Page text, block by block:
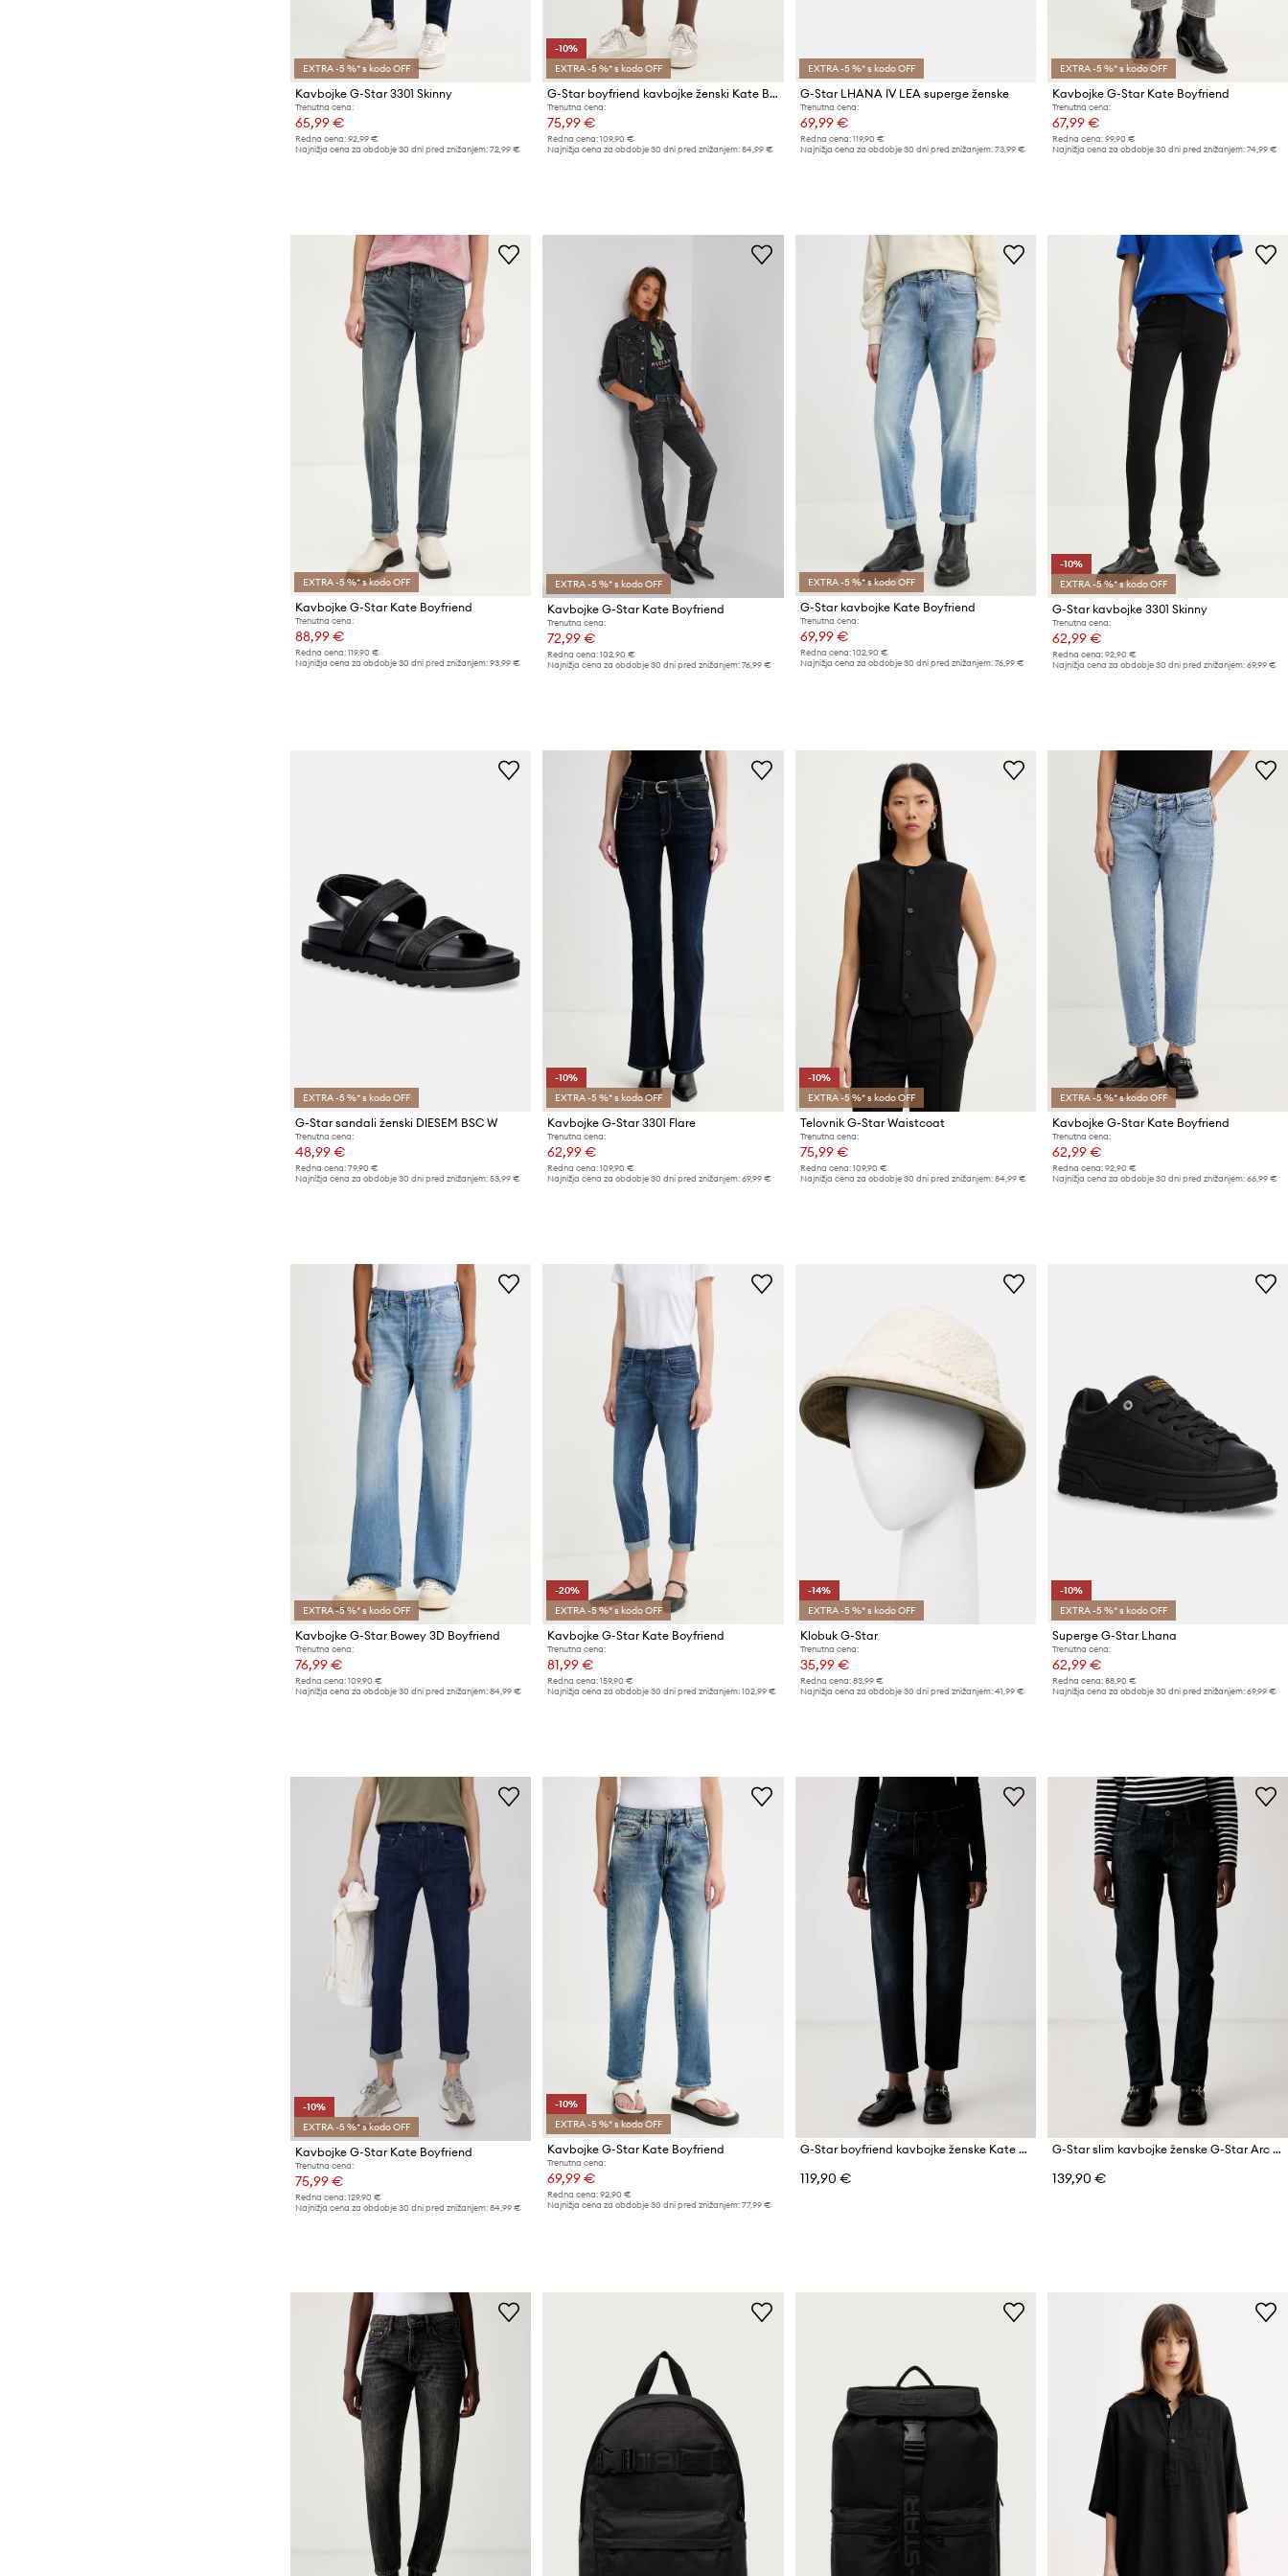
EXTRA -5 %* s kodo OFF
Kavbojke G-Star 3301 Skinny
Trenutna cena:
65,99 €
Redna cena: 92,99 €
Najnižja cena za obdobje 30 dni pred znižanjem: 72,99 €
-10%
EXTRA -5 %* s kodo OFF
G-Star boyfriend kavbojke ženski Kate Boyfriend
Trenutna cena:
75,99 €
Redna cena: 109,90 €
Najnižja cena za obdobje 30 dni pred znižanjem: 84,99 €
EXTRA -5 %* s kodo OFF
G-Star LHANA IV LEA superge ženske
Trenutna cena:
69,99 €
Redna cena: 119,90 €
Najnižja cena za obdobje 30 dni pred znižanjem: 73,99 €
EXTRA -5 %* s kodo OFF
Kavbojke G-Star Kate Boyfriend
Trenutna cena:
67,99 €
Redna cena: 99,90 €
Najnižja cena za obdobje 30 dni pred znižanjem: 74,99 €
EXTRA -5 %* s kodo OFF
Kavbojke G-Star Kate Boyfriend
Trenutna cena:
88,99 €
Redna cena: 119,90 €
Najnižja cena za obdobje 30 dni pred znižanjem: 93,99 €
EXTRA -5 %* s kodo OFF
Kavbojke G-Star Kate Boyfriend
Trenutna cena:
72,99 €
Redna cena: 102,90 €
Najnižja cena za obdobje 30 dni pred znižanjem: 76,99 €
EXTRA -5 %* s kodo OFF
G-Star kavbojke Kate Boyfriend
Trenutna cena:
69,99 €
Redna cena: 102,90 €
Najnižja cena za obdobje 30 dni pred znižanjem: 76,99 €
-10%
EXTRA -5 %* s kodo OFF
G-Star kavbojke 3301 Skinny
Trenutna cena:
62,99 €
Redna cena: 92,90 €
Najnižja cena za obdobje 30 dni pred znižanjem: 69,99 €
EXTRA -5 %* s kodo OFF
G-Star sandali ženski DIESEM BSC W
Trenutna cena:
48,99 €
Redna cena: 79,90 €
Najnižja cena za obdobje 30 dni pred znižanjem: 53,99 €
-10%
EXTRA -5 %* s kodo OFF
Kavbojke G-Star 3301 Flare
Trenutna cena:
62,99 €
Redna cena: 109,90 €
Najnižja cena za obdobje 30 dni pred znižanjem: 69,99 €
-10%
EXTRA -5 %* s kodo OFF
Telovnik G-Star Waistcoat
Trenutna cena:
75,99 €
Redna cena: 109,90 €
Najnižja cena za obdobje 30 dni pred znižanjem: 84,99 €
EXTRA -5 %* s kodo OFF
Kavbojke G-Star Kate Boyfriend
Trenutna cena:
62,99 €
Redna cena: 92,90 €
Najnižja cena za obdobje 30 dni pred znižanjem: 66,99 €
EXTRA -5 %* s kodo OFF
Kavbojke G-Star Bowey 3D Boyfriend
Trenutna cena:
76,99 €
Redna cena: 109,90 €
Najnižja cena za obdobje 30 dni pred znižanjem: 84,99 €
-20%
EXTRA -5 %* s kodo OFF
Kavbojke G-Star Kate Boyfriend
Trenutna cena:
81,99 €
Redna cena: 159,90 €
Najnižja cena za obdobje 30 dni pred znižanjem: 102,99 €
-14%
EXTRA -5 %* s kodo OFF
Klobuk G-Star
Trenutna cena:
35,99 €
Redna cena: 83,99 €
Najnižja cena za obdobje 30 dni pred znižanjem: 41,99 €
-10%
EXTRA -5 %* s kodo OFF
Superge G-Star Lhana
Trenutna cena:
62,99 €
Redna cena: 88,90 €
Najnižja cena za obdobje 30 dni pred znižanjem: 69,99 €
-10%
EXTRA -5 %* s kodo OFF
Kavbojke G-Star Kate Boyfriend
Trenutna cena:
75,99 €
Redna cena: 129,90 €
Najnižja cena za obdobje 30 dni pred znižanjem: 84,99 €
-10%
EXTRA -5 %* s kodo OFF
Kavbojke G-Star Kate Boyfriend
Trenutna cena:
69,99 €
Redna cena: 92,90 €
Najnižja cena za obdobje 30 dni pred znižanjem: 77,99 €
G-Star boyfriend kavbojke ženske Kate Boyfriend
119,90 €
G-Star slim kavbojke ženske G-Star Arc 3D Slim
139,90 €